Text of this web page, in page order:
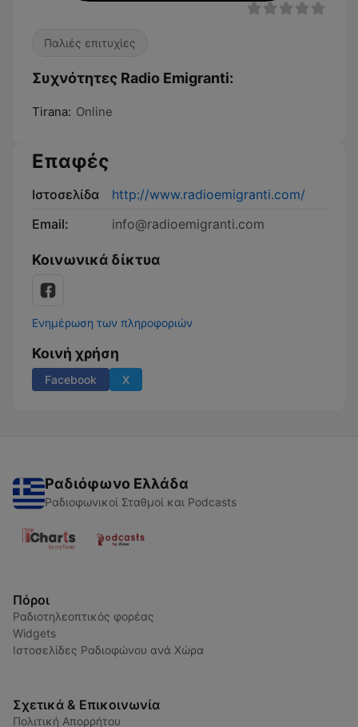
Παλιές επιτυχίες
Συχνότητες Radio Emigranti:
Tirana: Online
Επαφές
Ιστοσελίδα
http://www.radioemigranti.com/
Email:
info@radioemigranti.com
Κοινωνικά δίκτυα
Ενημέρωση των πληροφοριών
Κοινή χρήση
Facebook X
Ραδιόφωνο Ελλάδα
Ραδιοφωνικοί Σταθμοί και Podcasts
Πόροι
Ραδιοτηλεοπτικός φορέας
Widgets
Ιστοσελίδες Ραδιοφώνου ανά Χώρα
Σχετικά & Επικοινωνία
Πολιτική Απορρήτου